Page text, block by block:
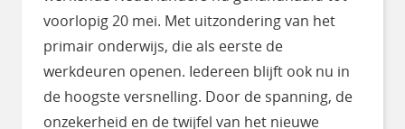
voorlopig 20 mei. Met uitzondering van het
primair onderwijs, die als eerste de
werkdeuren openen. Iedereen blijft ook nu in
de hoogste versnelling. Door de spanning, de
onzekerheid en de twijfel van het nieuwe